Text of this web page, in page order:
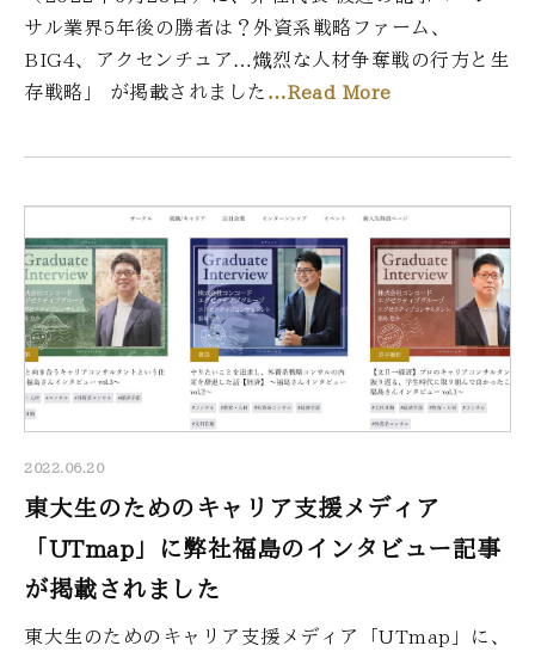
サル業界5年後の勝者は？外資系戦略ファーム、
BIG4、アクセンチュア…熾烈な人材争奪戦の行方と生
存戦略」 が掲載されました …Read More
2022.06.20
東大生のためのキャリア支援メディア
「UTmap」に弊社福島のインタビュー記事
が掲載されました
東大生のためのキャリア支援メディア「UTmap」に、